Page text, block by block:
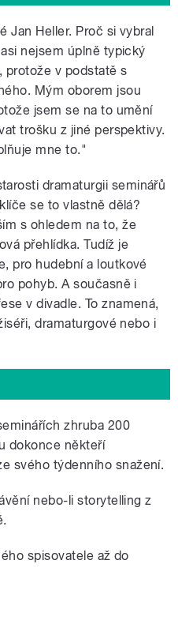
Jan Heller. Proč si vybral
nejsem úplně typický
protože v podstatě s
Mým oborem jsou
jsem se na to umění
trošku z jiné perspektivy.
mne to."
dramaturgii seminářů
se to vlastně dělá?
s ohledem na to, že
přehlídka. Tudíž je
pro hudební a loutkové
pohyb. A současně i
v divadle. To znamená,
dramaturgové nebo i
zhruba 200
dokonce někteří
svého týdenního snažení.
nebo-li storytelling z
spisovatele až do